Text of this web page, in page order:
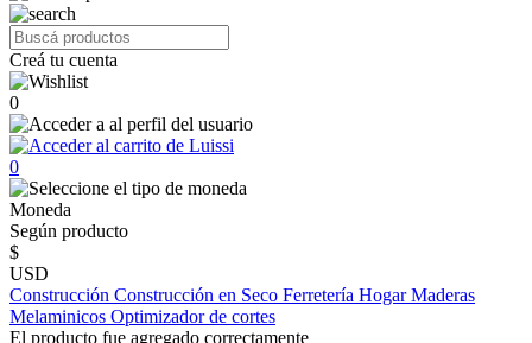
Creá tu cuenta
0
0
Moneda
Según producto
$
USD
Construcción Construcción en Seco Ferretería HogarMaderas
Melaminicos Optimizador de cortes
El producto fue agregado correctamente